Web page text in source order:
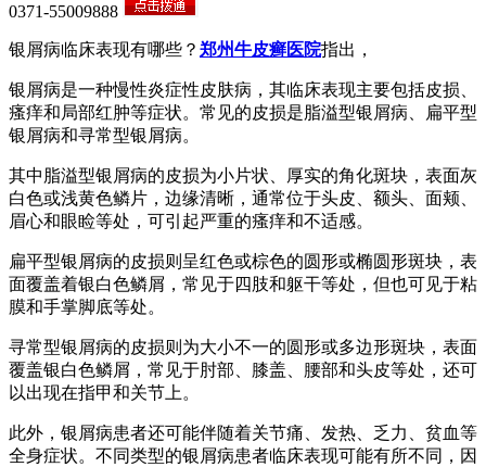
0371-55009888
银屑病临床表现有哪些？ 郑州牛皮癣医院指出，
银屑病是一种慢性炎症性皮肤病，其临床表现主要包括皮损、
瘙痒和局部红肿等症状。常见的皮损是脂溢型银屑病、扁平型
银屑病和寻常型银屑病。
其中脂溢型银屑病的皮损为小片状、厚实的角化斑块，表面灰
白色或浅黄色鳞片，边缘清晰，通常位于头皮、额头、面颊、
眉心和眼睑等处，可引起严重的瘙痒和不适感。
扁平型银屑病的皮损则呈红色或棕色的圆形或椭圆形斑块，表
面覆盖着银白色鳞屑，常见于四肢和躯干等处，但也可见于粘
膜和手掌脚底等处。
寻常型银屑病的皮损则为大小不一的圆形或多边形斑块，表面
覆盖银白色鳞屑，常见于肘部、膝盖、腰部和头皮等处，还可
以出现在指甲和关节上。
此外，银屑病患者还可能伴随着关节痛、发热、乏力、贫血等
全身症状。不同类型的银屑病患者临床表现可能有所不同，因